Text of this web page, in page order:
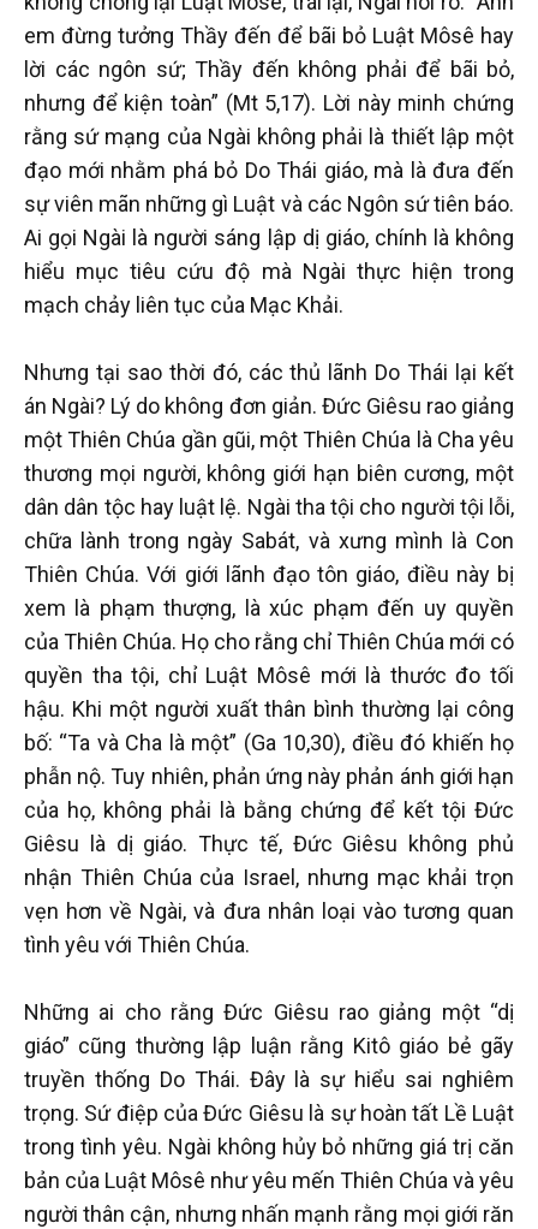
em đừng tưởng Thầy đến để bãi bỏ Luật Môsê hay
lời các ngôn sứ; Thầy đến không phải để bãi bỏ,
nhưng để kiện toàn” (Mt 5,17). Lời này minh chứng
rằng sứ mạng của Ngài không phải là thiết lập một
đạo mới nhằm phá bỏ Do Thái giáo, mà là đưa đến
sự viên mãn những gì Luật và các Ngôn sứ tiên báo.
Ai gọi Ngài là người sáng lập dị giáo, chính là không
hiểu mục tiêu cứu độ mà Ngài thực hiện trong
mạch chảy liên tục của Mạc Khải.
Nhưng tại sao thời đó, các thủ lãnh Do Thái lại kết
án Ngài? Lý do không đơn giản. Đức Giêsu rao giảng
một Thiên Chúa gần gũi, một Thiên Chúa là Cha yêu
thương mọi người, không giới hạn biên cương, một
dân dân tộc hay luật lệ. Ngài tha tội cho người tội lỗi,
chữa lành trong ngày Sabát, và xưng mình là Con
Thiên Chúa. Với giới lãnh đạo tôn giáo, điều này bị
xem là phạm thượng, là xúc phạm đến uy quyền
của Thiên Chúa. Họ cho rằng chỉ Thiên Chúa mới có
quyền tha tội, chỉ Luật Môsê mới là thước đo tối
hậu. Khi một người xuất thân bình thường lại công
bố: “Ta và Cha là một” (Ga 10,30), điều đó khiến họ
phẫn nộ. Tuy nhiên, phản ứng này phản ánh giới hạn
của họ, không phải là bằng chứng để kết tội Đức
Giêsu là dị giáo. Thực tế, Đức Giêsu không phủ
nhận Thiên Chúa của Israel, nhưng mạc khải trọn
vẹn hơn về Ngài, và đưa nhân loại vào tương quan
tình yêu với Thiên Chúa.
Những ai cho rằng Đức Giêsu rao giảng một “dị
giáo” cũng thường lập luận rằng Kitô giáo bẻ gãy
truyền thống Do Thái. Đây là sự hiểu sai nghiêm
trọng. Sứ điệp của Đức Giêsu là sự hoàn tất Lề Luật
trong tình yêu. Ngài không hủy bỏ những giá trị căn
bản của Luật Môsê như yêu mến Thiên Chúa và yêu
người thân cận, nhưng nhấn mạnh rằng mọi giới răn